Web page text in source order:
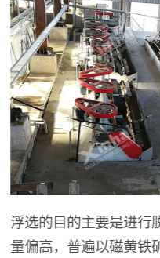
浮选的目的主要是进行
量偏高，普遍以磁黄铁